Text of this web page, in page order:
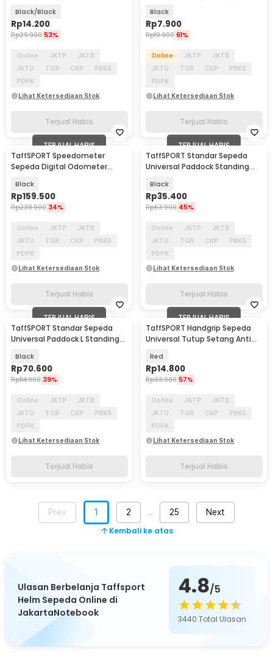
Black/Black
Rp14.200
Rp29.900 53%
Online JKTP
JKTB
JKTU
TGR CKP
PBKS
PDPK
Lihat Ketersediaan Stok
Terjual Habis
Black
Rp7.900
Rp19.900 61%
Online JKTP
JKTB
JKTU
TGR CKP
PBKS
PDPK
Lihat Ketersediaan Stok
Terjual Habis
TERJUAL HABIS
TaffSPORT Speedometer
Sepeda Digital Odometer
5208
Black
Rp159.500
Rp238.900 34%
Online JKTP
JKTB
JKTU
TGR CKP
PBKS
PDPK
Lihat Ketersediaan Stok
Terjual Habis
TERJUAL HABIS
TaffSPORT Standar Sepeda
Universal Paddock Standing
Black
Rp35.400
Rp63.900 45%
Online JKTP
JKTB
JKTU
TGR CKP
PBKS
PDPK
Lihat Ketersediaan Stok
Terjual Habis
TERJUAL HABIS
TaffSPORT Standar Sepeda
Universal Paddock L Standing
Black
Rp70.600
Rp114.900 39%
Online JKTP
JKTB
JKTU
TGR CKP
PBKS
PDPK
Lihat Ketersediaan Stok
Terjual Habis
TERJUAL HABIS
TaffSPORT Handgrip Sepeda
Universal Tutup Setang Anti
Red
Rp14.800
Rp33.900 57%
Online JKTP
JKTB
JKTU
TGR CKP
PBKS
PDPK
Lihat Ketersediaan Stok
Terjual Habis
Prev 1 2 25 Next
Kembali ke atas
Ulasan Berbelanja Taffsport
Helm Sepeda Online di
JakartaNotebook
4.8/5
3440 Total Ulasan